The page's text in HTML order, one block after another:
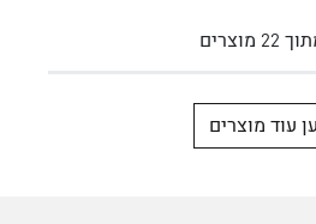
22 מוצרים
עוד מוצרים